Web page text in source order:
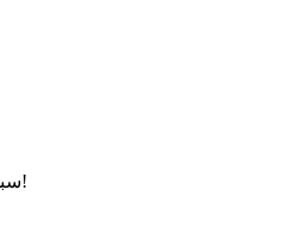
سبد خرید شما خالی است!